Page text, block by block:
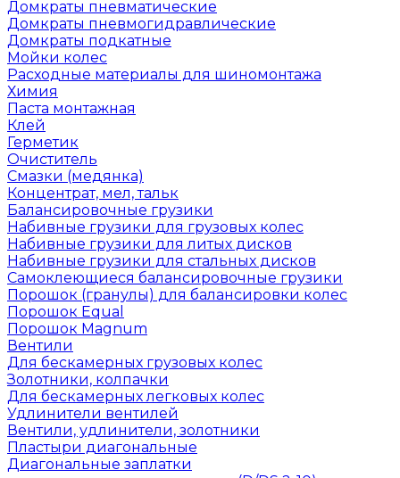
Домкраты пневматические
Домкраты пневмогидравлические
Домкраты подкатные
Мойки колес
Расходные материалы для шиномонтажа
Химия
Паста монтажная
Клей
Герметик
Очиститель
Смазки (медянка)
Концентрат, мел, тальк
Балансировочные грузики
Набивные грузики для грузовых колес
Набивные грузики для литых дисков
Набивные грузики для стальных дисков
Самоклеющиеся балансировочные грузики
Порошок (гранулы) для балансировки колес
Порошок Equal
Порошок Magnum
Вентили
Для бескамерных грузовых колес
Золотники, колпачки
Для бескамерных легковых колес
Удлинители вентилей
Вентили, удлинители, золотники
Пластыри диагональные
Диагональные заплатки